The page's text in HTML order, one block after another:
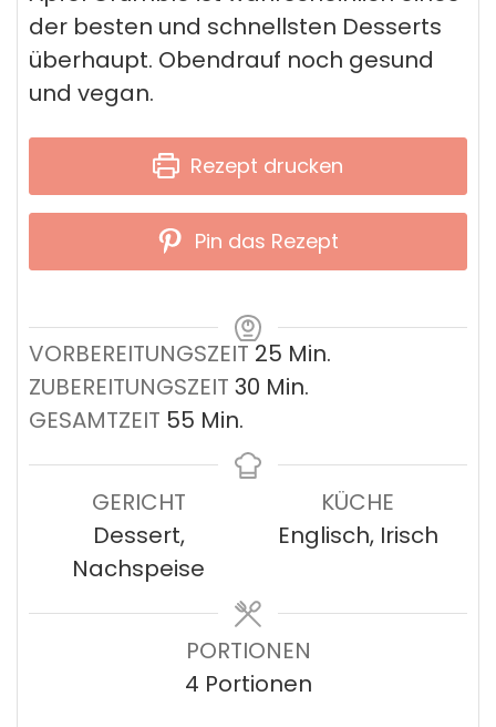
der besten und schnellsten Desserts
überhaupt. Obendrauf noch gesund
und vegan.
Rezept drucken
Pin das Rezept
VORBEREITUNGSZEIT 25 Minuten
Min.
ZUBEREITUNGSZEIT 30 Minuten
Min.
GESAMTZEIT 55 Minuten
Min.
GERICHT
Dessert,
Nachspeise
KÜCHE
Englisch, Irisch
PORTIONEN
4 Portionen